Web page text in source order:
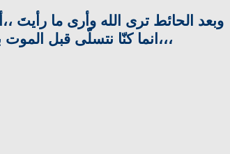
وبعد الحائط ترى الله وأرى ما رأيتَ
،،،انما كنّا نتسلّى قبل